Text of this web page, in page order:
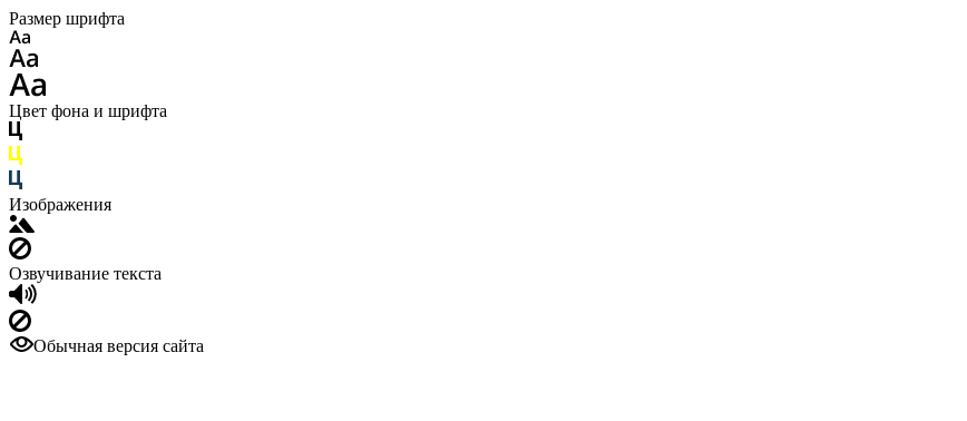
Размер шрифта
Цвет фона и шрифта
Изображения
Озвучивание текста
Обычная версия сайта